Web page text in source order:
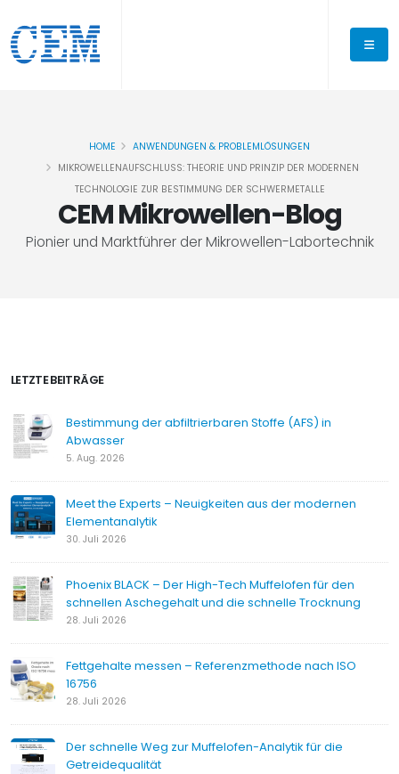
CEM Mikrowellen-Blog
Pionier und Marktführer der Mikrowellen-Labortechnik
HOME
ANWENDUNGEN & PROBLEMLÖSUNGEN
MIKROWELLENAUFSCHLUSS: THEORIE UND PRINZIP DER MODERNEN
TECHNOLOGIE ZUR BESTIMMUNG DER SCHWERMETALLE
LETZTE BEITRÄGE
Bestimmung der abfiltrierbaren Stoffe (AFS) in
Abwasser
5. Aug. 2026
Meet the Experts – Neuigkeiten aus der modernen
Elementanalytik
30. Juli 2026
Phoenix BLACK – Der High-Tech Muffelofen für den
schnellen Aschegehalt und die schnelle Trocknung
28. Juli 2026
Fettgehalte messen – Referenzmethode nach ISO
16756
28. Juli 2026
Der schnelle Weg zur Muffelofen-Analytik für die
Getreidequalität